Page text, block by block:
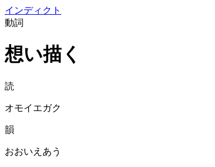
インディクト
動詞
想い描く
読
オモイエガク
韻
おおいえあう